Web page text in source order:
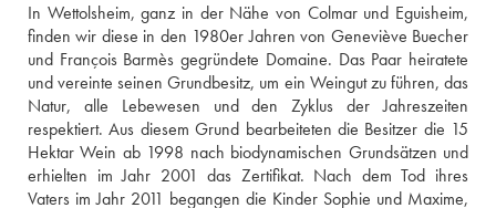
In Wettolsheim, ganz in der Nähe von Colmar und Eguisheim,
finden wir diese in den 1980er Jahren von Geneviève Buecher
und François Barmès gegründete Domaine. Das Paar heiratete
und vereinte seinen Grundbesitz, um ein Weingut zu führen, das
Natur, alle Lebewesen und den Zyklus der Jahreszeiten
respektiert. Aus diesem Grund bearbeiteten die Besitzer die 15
Hektar Wein ab 1998 nach biodynamischen Grundsätzen und
erhielten im Jahr 2001 das Zertifikat. Nach dem Tod ihres
Vaters im Jahr 2011 begangen die Kinder Sophie und Maxime,